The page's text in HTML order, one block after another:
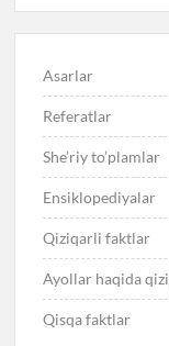
Asarlar
Referatlar
She’riy to’plamlar
Ensiklopediyalar
Qiziqarli faktlar
Ayollar haqida
Qisqa faktlar